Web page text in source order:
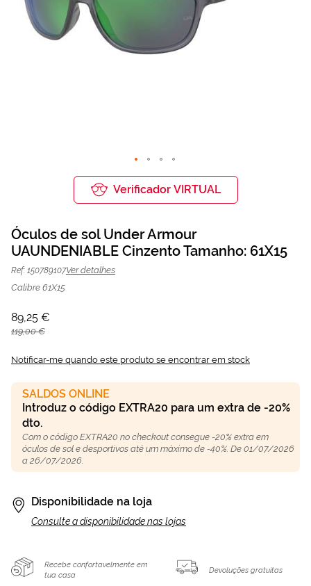
Óculos de sol Under Armour
UAUNDENIABLE Cinzento | Mais
Optica
89,25 €
Galeria
de
imagens
Verificador VIRTUAL
Óculos de sol Under Armour
UAUNDENIABLE Cinzento Tamanho: 61X15
Ref: 150789107Ver detalhes
Calibre 61X15
89,25 €
119,00 €
Notificar-me quando este produto se encontrar em stock
SALDOS ONLINE
Introduz o código EXTRA20 para um extra de -20%
dto.
Com o código EXTRA20 no checkout consegue -20% extra em
óculos de sol e desportivos até um máximo de -40%. De 01/07/2026
a 26/07/2026.
Disponibilidade na loja
Consulte a disponibilidade nas lojas
Recebe confortavelmente em
tua casa
Devoluções gratuitas